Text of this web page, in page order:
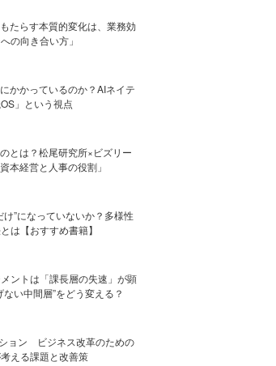
たらす本質的変化は、業務効
の向き合い方」
かかっているのか？AIネイテ
」という視点
とは？松尾研究所×ビズリー
本経営と人事の役割」
”になっていないか？多様性
は【おすすめ書籍】
ントは「課長層の失速」が顕
い中間層”をどう変える？
ョン ビジネス改革のための
える課題と改善策